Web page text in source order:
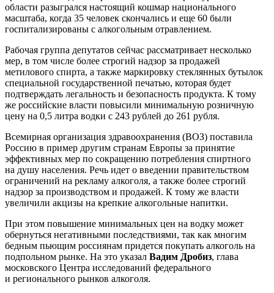
области разыгрался настоящий кошмар национального
масштаба, когда 35 человек скончались и еще 60 были
госпитализированы с алкогольным отравлением.
Рабочая группа депутатов сейчас рассматривает несколько
мер, в том числе более строгий надзор за продажей
метилового спирта, а также маркировку стеклянных бутылок
специальной государственной печатью, которая будет
подтверждать легальность и безопасность продукта. К тому
же российские власти повысили минимальную розничную
цену на 0,5 литра водки с 243 рублей до 261 рубля.
Всемирная организация здравоохранения (ВОЗ) поставила
Россию в пример другим странам Европы за принятие
эффективных мер по сокращению потребления спиртного
на душу населения. Речь идет о введении правительством
ограничений на рекламу алкоголя, а также более строгий
надзор за производством и продажей. К тому же власти
увеличили акцизы на крепкие алкогольные напитки.
При этом повышение минимальных цен на водку может
обернуться негативными последствиями, так как многим
бедным пьющим россиянам придется покупать алкоголь на
подпольном рынке. На это указал Вадим Дробиз, глава
московского Центра исследований федерального
и регионального рынков алкоголя.